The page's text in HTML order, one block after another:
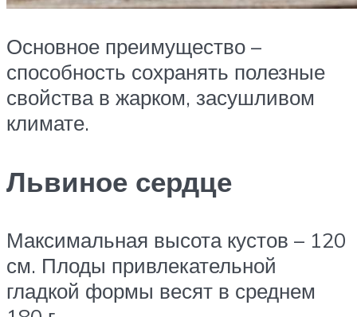
Основное преимущество –
способность сохранять полезные
свойства в жарком, засушливом
климате.
Львиное сердце
Максимальная высота кустов – 120
см. Плоды привлекательной
гладкой формы весят в среднем